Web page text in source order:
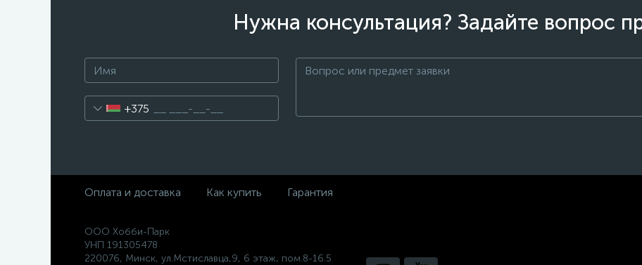
Нужна консультация? Задайте вопрос
+375
Оплата и доставка Как купить Гарантия
ООО Хобби-Парк
УНП 191305478
220076, Минск, ул.Мстиславца,9, 6 этаж, пом.8-16.5